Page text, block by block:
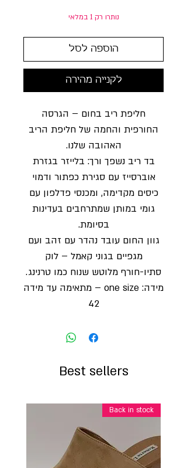
נותרו רק 1 במלאי
הוספה לסל
לקנייה מהירה
חליפת ריב בחום – הגרסה
החורפית והחמה של חליפת הריב
האהובה שלנו.
בד ריב נשפך ורך: בלייזר בגזרת
אוברסייז עם סגירת כפתור ודמוי
כיסים מקדימה, ומכנסי פדלפון עם
גומי במותן שמתרחבים בעדינות
בסיומת.
גוון החום עובד נהדר עם זהב ועם
מגפיים בגוני קאמל – לוק
סתיו-חורף מלוטש שנוח כמו טרנינג.
מידה: one size – מתאימה עד מידה
42
Best sellers
Back in stock